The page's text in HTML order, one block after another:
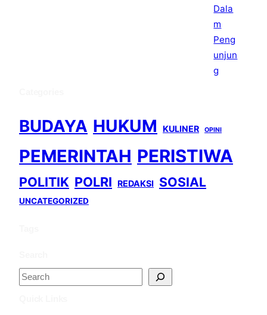
BUDAYA HUKUM KULINER OPINI
PEMERINTAH PERISTIWA
POLITIK POLRI REDAKSI SOSIAL
UNCATEGORIZED
S